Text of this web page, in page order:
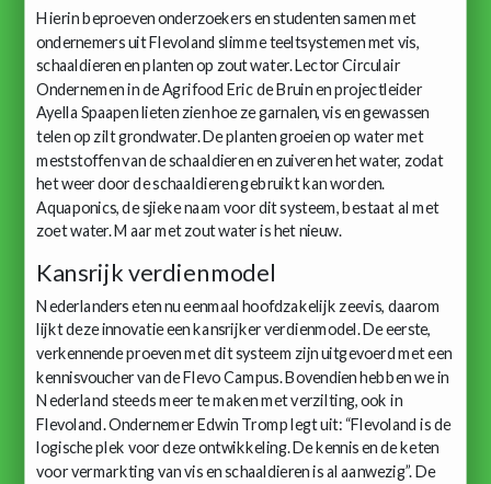
Hierin beproeven onderzoekers en studenten samen met
ondernemers uit Flevoland slimme teeltsystemen met vis,
schaaldieren en planten op zout water. Lector Circulair
Ondernemen in de Agrifood Eric de Bruin en projectleider
Ayella Spaapen lieten zien hoe ze garnalen, vis en gewassen
telen op zilt grondwater. De planten groeien op water met
meststoffen van de schaaldieren en zuiveren het water, zodat
het weer door de schaaldieren gebruikt kan worden.
Aquaponics, de sjieke naam voor dit systeem, bestaat al met
zoet water. Maar met zout water is het nieuw.
Kansrijk verdienmodel
Nederlanders eten nu eenmaal hoofdzakelijk zeevis, daarom
lijkt deze innovatie een kansrijker verdienmodel. De eerste,
verkennende proeven met dit systeem zijn uitgevoerd met een
kennisvoucher van de Flevo Campus. Bovendien hebben we in
Nederland steeds meer te maken met verzilting, ook in
Flevoland. Ondernemer Edwin Tromp legt uit: “Flevoland is de
logische plek voor deze ontwikkeling. De kennis en de keten
voor vermarkting van vis en schaaldieren is al aanwezig”. De